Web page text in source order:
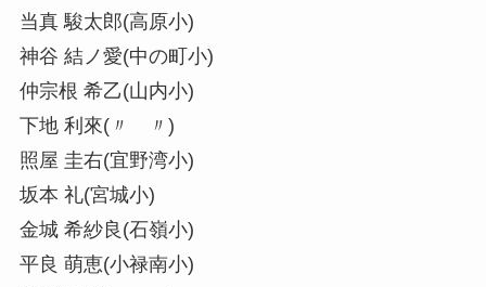
当真 駿太郎(高原小)
神谷 結ノ愛(中の町小)
仲宗根 希乙(山内小)
下地 利來(〃 〃)
照屋 圭右(宜野湾小)
坂本 礼(宮城小)
金城 希紗良(石嶺小)
平良 萌恵(小禄南小)